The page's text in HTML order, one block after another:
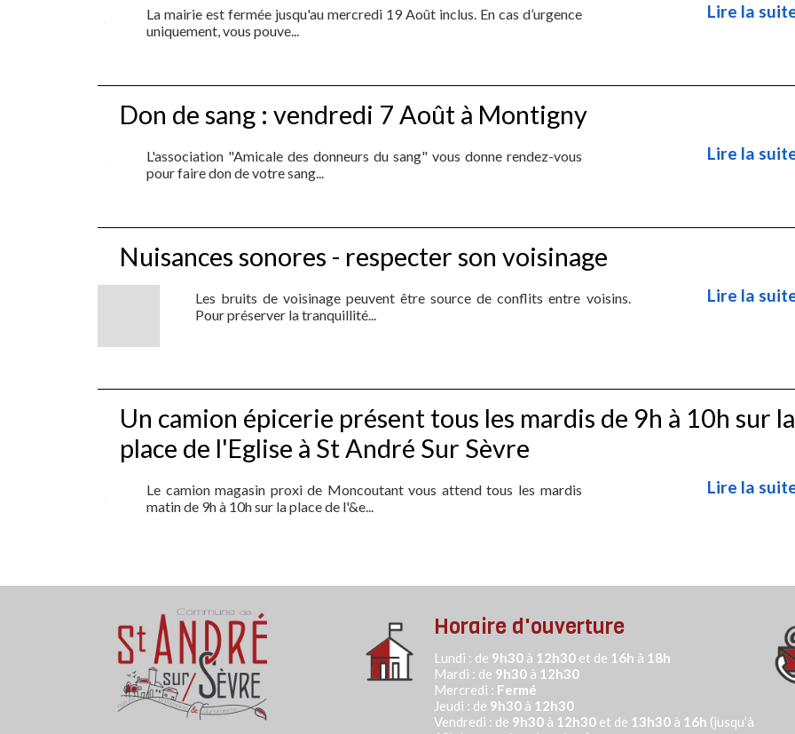
La mairie est fermée jusqu'au mercredi 19 Août inclus. En cas d’urgence
uniquement, vous pouve...
Lire la
Don de sang : vendredi 7 Août à Montigny
L'association "Amicale des donneurs du sang" vous donne rendez-vous
pour faire don de votre sang...
Lire la
Nuisances sonores - respecter son voisinage
Les bruits de voisinage peuvent être source de conflits entre voisins.
Pour préserver la tranquillité...
Lire la
Un camion épicerie présent tous les mardis de 9h à 10h sur la
place de l'Eglise à St André Sur Sèvre
Le camion magasin proxi de Moncoutant vous attend tous les mardis
matin de 9h à 10h sur la place de l'&e...
Lire la
Horaire d'ouverture
Lundi : de 9h30à 12h30et de 16h à 18h
Mardi : de 9h30à 12h30
Mercredi : Fermé
Jeudi : de 9h30à 12h30
Vendredi : de 9h30à 12h30et de 13h30 à 16h (jusqu’à